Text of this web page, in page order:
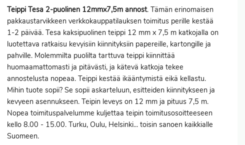
Teippi Tesa 2-puolinen 12mmx7,5m annost. Tämän erinomaisen
pakkaustarvikkeen verkkokauppatilauksen toimitus perille kestää
1-2 päivää. Tesa kaksipuolinen teippi 12 mm x 7,5 m katkojalla on
luotettava ratkaisu kevyisiin kiinnityksiin papereille, kartongille ja
pahville. Molemmilta puolilta tarttuva teippi kiinnittää
huomaamattomasti ja pitävästi, ja kätevä katkoja tekee
annostelusta nopeaa. Teippi kestää ikääntymistä eikä kellastu.
Mihin tuote sopii? Se sopii askarteluun, esitteiden kiinnitykseen ja
kevyeen asennukseen. Teipin leveys on 12 mm ja pituus 7,5 m.
Nopea toimituspalvelumme kuljettaa teipin toimitusosoitteeseen
kello 8.00 - 15.00. Turku, Oulu, Helsinki... toisin sanoen kaikkialle
Suomeen.